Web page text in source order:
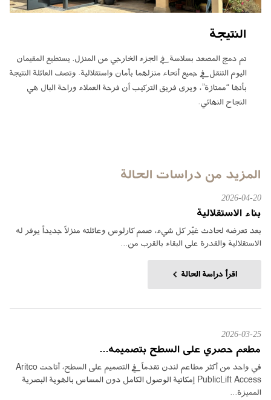
النتيجة
تم دمج المصعد بسلاسة في الجزء الخارجي من المنزل. يستطيع المقيمان
اليوم التنقل في جميع أنحاء منزلهما بأمان واستقلالية. وتصف العائلة النتيجة
بأنها “ممتازة”، ويرى فريق التركيب أن فرحة العملاء وراحة البال هي
النجاح النهائي.
المزيد من دراسات الحالة
2026-04-20
بناء الاستقلالية
بعد تعرضه لحادث غيّر كل شيء، صمم كارلوس وعائلته منزلاً جديداً يوفر له
الاستقلالية والقدرة على البقاء بالقرب من...
اقرأ دراسة الحالة
2026-03-25
مطعم حصري على السطح بتصميمه...
في واحد من أكثر مطاعم لندن تقدماً في التصميم على السطح، أتاحت Aritco
PublicLift Access إمكانية الوصول الكامل دون المساس بالهوية البصرية
المميزة...